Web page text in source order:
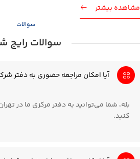
مشاهده بیشتر
سوالات
سوالات رایج
آیا امکان مراجعه حضوری به دفتر
بله، شما می‌توانید به دفتر مرکزی ما در
کنید.